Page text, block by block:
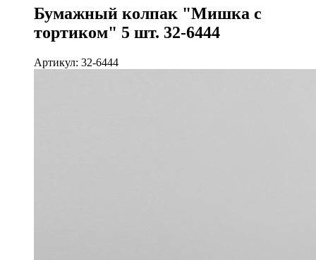
Бумажный колпак "Мишка с
тортиком" 5 шт. 32-6444
Артикул: 32-6444